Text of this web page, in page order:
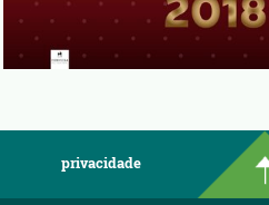
privacidade